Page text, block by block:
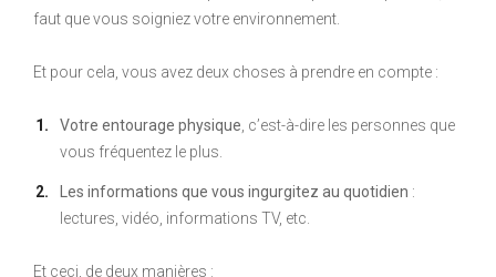
faut que vous soigniez votre environnement.
Et pour cela, vous avez deux choses à prendre en compte :
Votre entourage physique , c’est-à-dire les personnes que
vous fréquentez le plus.
Les informations que vous ingurgitez au quotidien :
lectures, vidéo, informations TV, etc.
Et ceci, de deux manières :